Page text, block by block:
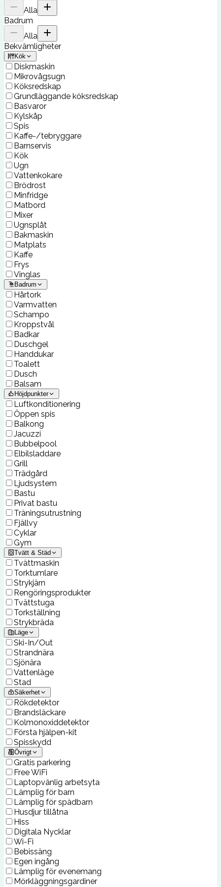
Alla
Badrum
Alla
Bekvämligheter
Kök
Diskmaskin
Mikrovågsugn
Köksredskap
Grundläggande köksredskap
Basvaror
Kylskåp
Spis
Kaffe-/tebryggare
Barnservis
Kök
Ugn
Vattenkokare
Brödrost
Minfridge
Matbord
Mixer
Ugnsplåt
Bakmaskin
Matplats
Kaffe
Frys
Vinglas
Badrum
Hårtork
Varmvatten
Schampo
Kroppstvål
Badkar
Duschgel
Handdukar
Toalett
Dusch
Balsam
Höjdpunkter
Luftkonditionering
Öppen spis
Balkong
Jacuzzi
Bubbelpool
Elbilsladdare
Grill
Trädgård
Ljudsystem
Bastu
Privat bastu
Träningsutrustning
Fjällvy
Cyklar
Gym
Tvätt & Städ
Tvättmaskin
Torktumlare
Strykjärn
Rengöringsprodukter
Tvättstuga
Torkställning
Strykbräda
Läge
Ski-In/Out
Strandnära
Sjönära
Vattenläge
Stad
Säkerhet
Rökdetektor
Brandsläckare
Kolmonoxiddetektor
Första hjälpen-kit
Spisskydd
Övrigt
Gratis parkering
Free WiFi
Laptopvänlig arbetsyta
Lämplig för barn
Lämplig för spädbarn
Husdjur tillåtna
Hiss
Digitala Nycklar
Wi-Fi
Bebissäng
Egen ingång
Lämplig för evenemang
Mörkläggningsgardiner